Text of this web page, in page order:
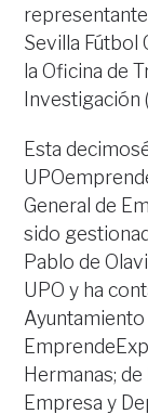
Sevilla Fútbol
la Oficina de
Investigación
Esta
General de
sido
Pablo de
UPO y ha
Hermanas;
Empresa y